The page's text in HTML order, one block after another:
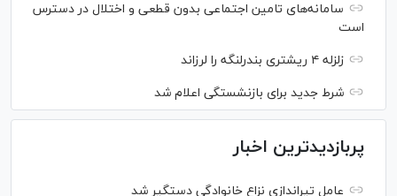
سامانه‌های تامین اجتماعی بدون قطعی و اختلال در دسترس
است
زلزله ۴ ریشتری بندرلنگه را لرزاند
شرط جدید برای بازنشستگی اعلام شد
پربازدیدترین اخبار
عامل تیراندازی نزاع خانوادگی دستگیر شد